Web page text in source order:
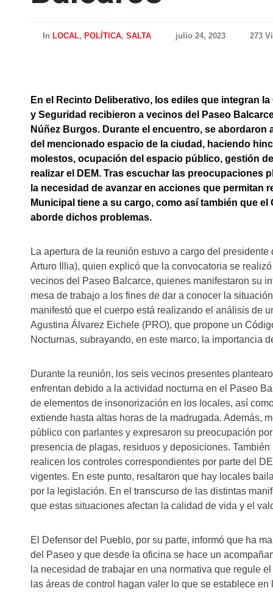
In LOCAL, POLÍTICA, SALTA julio 24, 2023 273
En el Recinto Deliberativo, los ediles que integran
y Seguridad recibieron a vecinos del Paseo
Núñez Burgos. Durante el encuentro, se
del mencionado espacio de la ciudad, haciendo
molestos, ocupación del espacio público, gestión
realizar el DEM. Tras escuchar las preocupaciones
la necesidad de avanzar en acciones que permitan
Municipal tiene a su cargo, como así también que
aborde dichos problemas.
La apertura de la reunión estuvo a cargo del
Arturo Illia), quien explicó que la convocatoria se
vecinos del Paseo Balcarce, quienes manifestaron su
mesa de trabajo a los fines de dar a conocer la
manifestó que el cuerpo está realizando el análisis de
Agustina Álvarez Eichele (PRO), que propone un
Nocturnas, subrayando, en este marco, la importancia
Durante la reunión, los seis vecinos presentes
enfrentan debido a la actividad nocturna en el Paseo
de elementos de insonorización en los locales, así
extiende hasta altas horas de la madrugada. Además,
público con parlantes y expresaron su preocupación
presencia de plagas, residuos y deposiciones.
realicen los controles correspondientes por parte del
vigentes. En este punto, resaltaron que hay locales
por la legislación. En el transcurso de las distintas
que estas situaciones afectan la calidad de vida y el
El Defensor del Pueblo, por su parte, informó que ha
del Paseo y que desde la oficina se hace un
la necesidad de trabajar en una normativa que regule
las áreas de control hagan valer lo que se establece